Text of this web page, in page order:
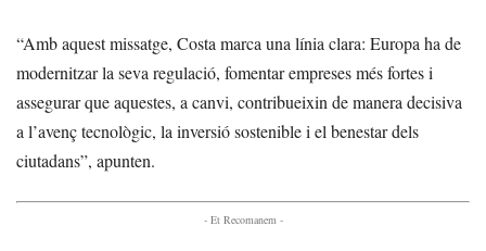
“Amb aquest missatge, Costa marca una línia clara: Europa ha de
modernitzar la seva regulació, fomentar empreses més fortes i
assegurar que aquestes, a canvi, contribueixin de manera decisiva
a l’avenç tecnològic, la inversió sostenible i el benestar dels
ciutadans”, apunten.
- Et Recomanem -